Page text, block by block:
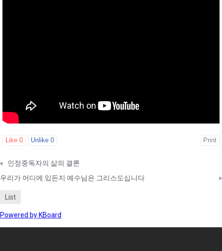
Like 0 Unlike 0 Print
«
인정중독자의 삶의 결론
우리가 어디에 있든지 예수님은 그리스도십니다
»
List
Powered by KBoard